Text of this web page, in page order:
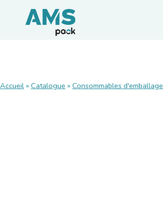
Accueil » Catalogue » Consommables d'emballage